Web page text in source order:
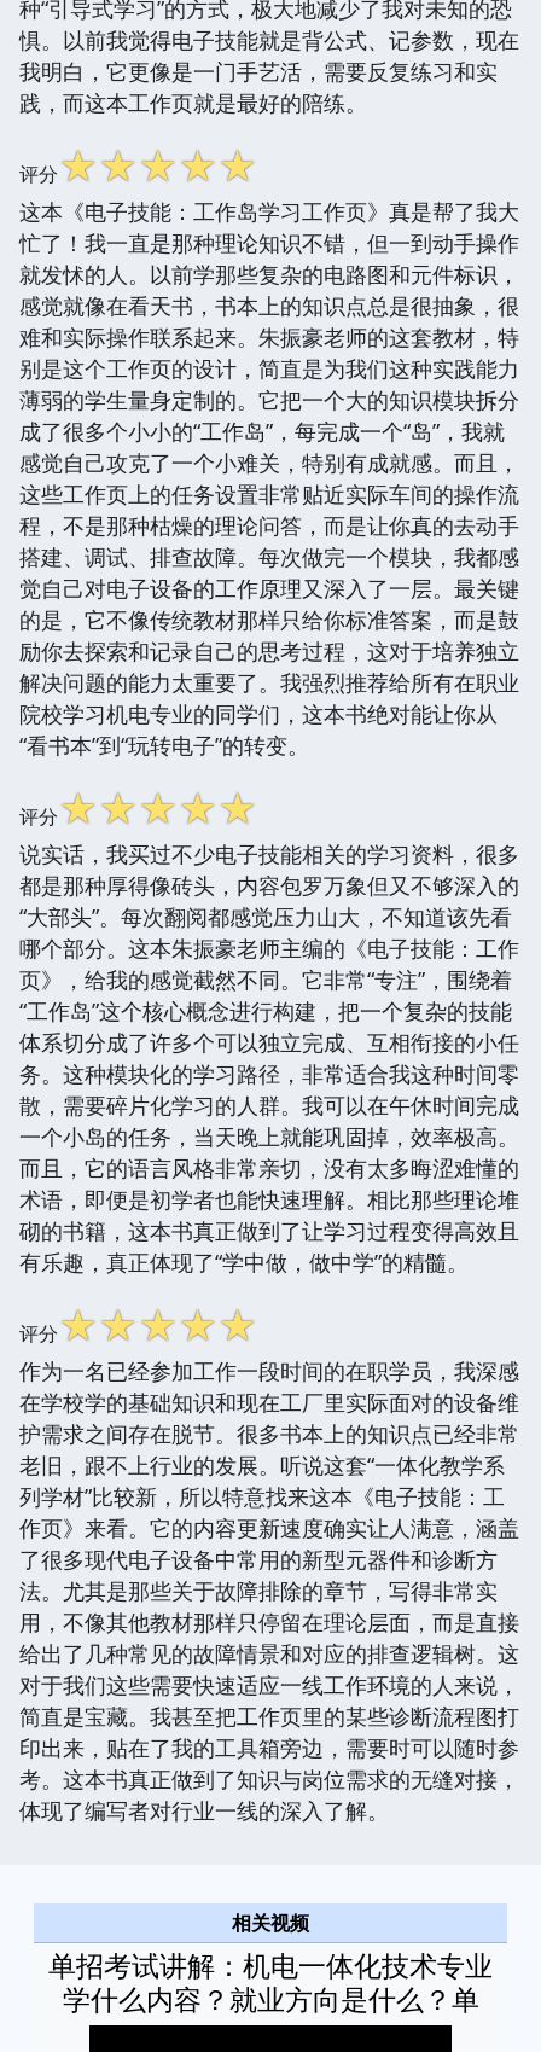
种“引导式学习”的方式，极大地减少了我对未知的恐
惧。以前我觉得电子技能就是背公式、记参数，现在
我明白，它更像是一门手艺活，需要反复练习和实
践，而这本工作页就是最好的陪练。
评分☆☆☆☆☆
这本《电子技能：工作岛学习工作页》真是帮了我大
忙了！我一直是那种理论知识不错，但一到动手操作
就发怵的人。以前学那些复杂的电路图和元件标识，
感觉就像在看天书，书本上的知识点总是很抽象，很
难和实际操作联系起来。朱振豪老师的这套教材，特
别是这个工作页的设计，简直是为我们这种实践能力
薄弱的学生量身定制的。它把一个大的知识模块拆分
成了很多个小小的“工作岛”，每完成一个“岛”，我就
感觉自己攻克了一个小难关，特别有成就感。而且，
这些工作页上的任务设置非常贴近实际车间的操作流
程，不是那种枯燥的理论问答，而是让你真的去动手
搭建、调试、排查故障。每次做完一个模块，我都感
觉自己对电子设备的工作原理又深入了一层。最关键
的是，它不像传统教材那样只给你标准答案，而是鼓
励你去探索和记录自己的思考过程，这对于培养独立
解决问题的能力太重要了。我强烈推荐给所有在职业
院校学习机电专业的同学们，这本书绝对能让你从
“看书本”到“玩转电子”的转变。
评分☆☆☆☆☆
说实话，我买过不少电子技能相关的学习资料，很多
都是那种厚得像砖头，内容包罗万象但又不够深入的
“大部头”。每次翻阅都感觉压力山大，不知道该先看
哪个部分。这本朱振豪老师主编的《电子技能：工作
页》，给我的感觉截然不同。它非常“专注”，围绕着
“工作岛”这个核心概念进行构建，把一个复杂的技能
体系切分成了许多个可以独立完成、互相衔接的小任
务。这种模块化的学习路径，非常适合我这种时间零
散，需要碎片化学习的人群。我可以在午休时间完成
一个小岛的任务，当天晚上就能巩固掉，效率极高。
而且，它的语言风格非常亲切，没有太多晦涩难懂的
术语，即便是初学者也能快速理解。相比那些理论堆
砌的书籍，这本书真正做到了让学习过程变得高效且
有乐趣，真正体现了“学中做，做中学”的精髓。
评分☆☆☆☆☆
作为一名已经参加工作一段时间的在职学员，我深感
在学校学的基础知识和现在工厂里实际面对的设备维
护需求之间存在脱节。很多书本上的知识点已经非常
老旧，跟不上行业的发展。听说这套“一体化教学系
列学材”比较新，所以特意找来这本《电子技能：工
作页》来看。它的内容更新速度确实让人满意，涵盖
了很多现代电子设备中常用的新型元器件和诊断方
法。尤其是那些关于故障排除的章节，写得非常实
用，不像其他教材那样只停留在理论层面，而是直接
给出了几种常见的故障情景和对应的排查逻辑树。这
对于我们这些需要快速适应一线工作环境的人来说，
简直是宝藏。我甚至把工作页里的某些诊断流程图打
印出来，贴在了我的工具箱旁边，需要时可以随时参
考。这本书真正做到了知识与岗位需求的无缝对接，
体现了编写者对行业一线的深入了解。
相关视频
单招考试讲解：机电一体化技术专业
学什么内容？就业方向是什么？单